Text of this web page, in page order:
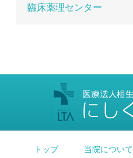
臨床薬理センター
トップ 当院について